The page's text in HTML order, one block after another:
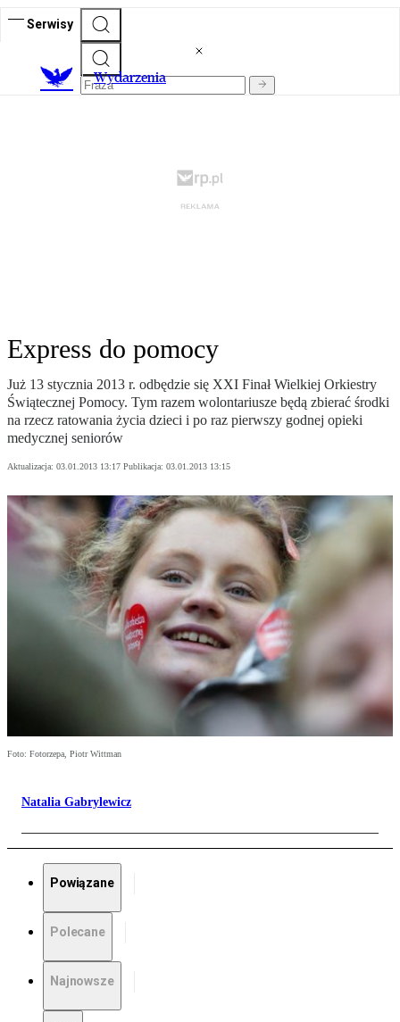
Serwisy
Wydarzenia
Express do pomocy
Już 13 stycznia 2013 r. odbędzie się XXI Finał Wielkiej Orkiestry
Świątecznej Pomocy. Tym razem wolontariusze będą zbierać środki
na rzecz ratowania życia dzieci i po raz pierwszy godnej opieki
medycznej seniorów
Aktualizacja: 03.01.2013 13:17 Publikacja: 03.01.2013 13:15
Foto: Fotorzepa, Piotr Wittman
Natalia Gabrylewicz
Powiązane
Polecane
Najnowsze